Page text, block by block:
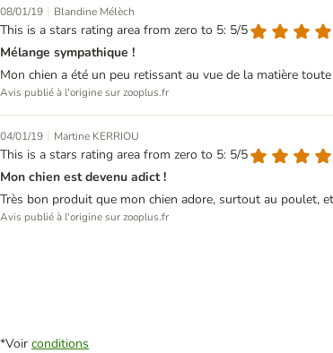
08/01/19 | Blandine Mélèch
This is a stars rating area from zero to 5: 5/5
Mélange sympathique !
Mon chien a été un peu retissant au vue de la matière
Avis publié à l'origine sur zooplus.fr
04/01/19 | Martine KERRIOU
This is a stars rating area from zero to 5: 5/5
Mon chien est devenu adict !
Très bon produit que mon chien adore, surtout au poulet,
Avis publié à l'origine sur zooplus.fr
*Voir conditions